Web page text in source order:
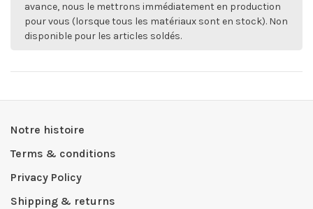
avance, nous le mettrons immédiatement en production
pour vous (lorsque tous les matériaux sont en stock). Non
disponible pour les articles soldés.
Notre histoire
Terms & conditions
Privacy Policy
Shipping & returns